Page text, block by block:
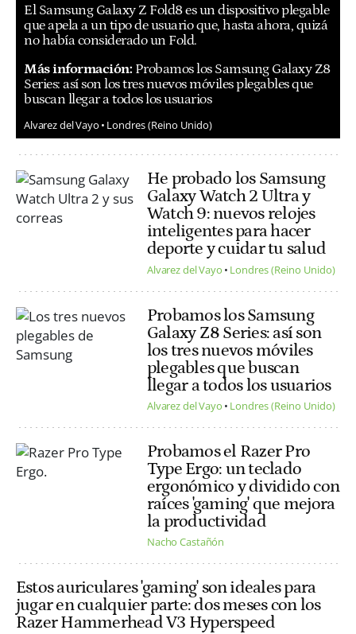
El Samsung Galaxy Z Fold8 es un dispositivo plegable
que apela a un tipo de usuario que, hasta ahora, quizá
no había considerado un Fold.
Más información: Probamos los Samsung Galaxy Z8
Series: así son los tres nuevos móviles plegables que
buscan llegar a todos los usuarios
Alvarez del Vayo Londres (Reino Unido)
He probado los Samsung
Galaxy Watch 2 Ultra y
Watch 9: nuevos relojes
inteligentes para hacer
deporte y cuidar tu salud
Alvarez del Vayo Londres (Reino Unido)
Probamos los Samsung
Galaxy Z8 Series: así son
los tres nuevos móviles
plegables que buscan
llegar a todos los usuarios
Alvarez del Vayo Londres (Reino Unido)
Probamos el Razer Pro
Type Ergo: un teclado
ergonómico y dividido con
raíces 'gaming' que mejora
la productividad
Nacho Castañón
Estos auriculares 'gaming' son ideales para
jugar en cualquier parte: dos meses con los
Razer Hammerhead V3 Hyperspeed